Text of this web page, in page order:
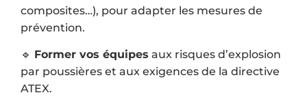
composites…), pour adapter les mesures de
prévention.
🔹 Former vos équipes aux risques d’explosion
par poussières et aux exigences de la directive
ATEX.